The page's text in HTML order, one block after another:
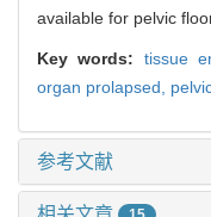
available for pelvic
Key words: tissue
organ prolapsed,
参考文献